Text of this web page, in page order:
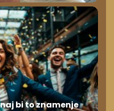
bi to znamenje